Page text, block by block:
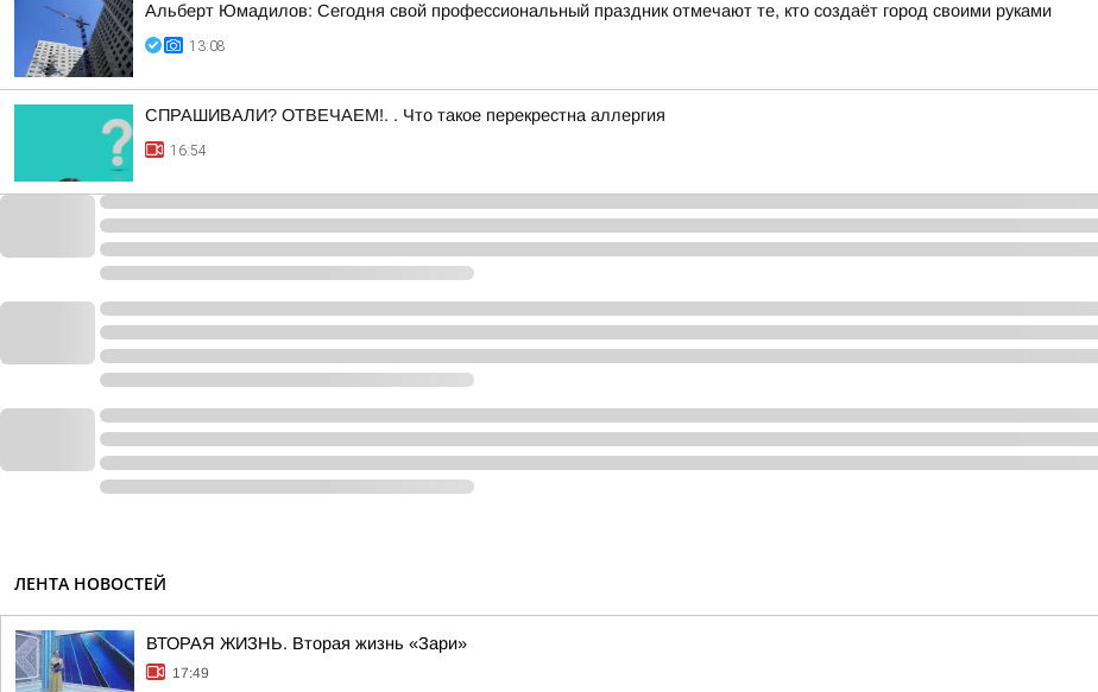
Альберт Юмадилов: Сегодня свой профессиональный праздник отмечают те, кто создаёт город своими руками
13:08
СПРАШИВАЛИ? ОТВЕЧАЕМ!. . Что такое перекрестна аллергия
16:54
ЛЕНТА НОВОСТЕЙ
ВТОРАЯ ЖИЗНЬ. Вторая жизнь «Зари»
17:49